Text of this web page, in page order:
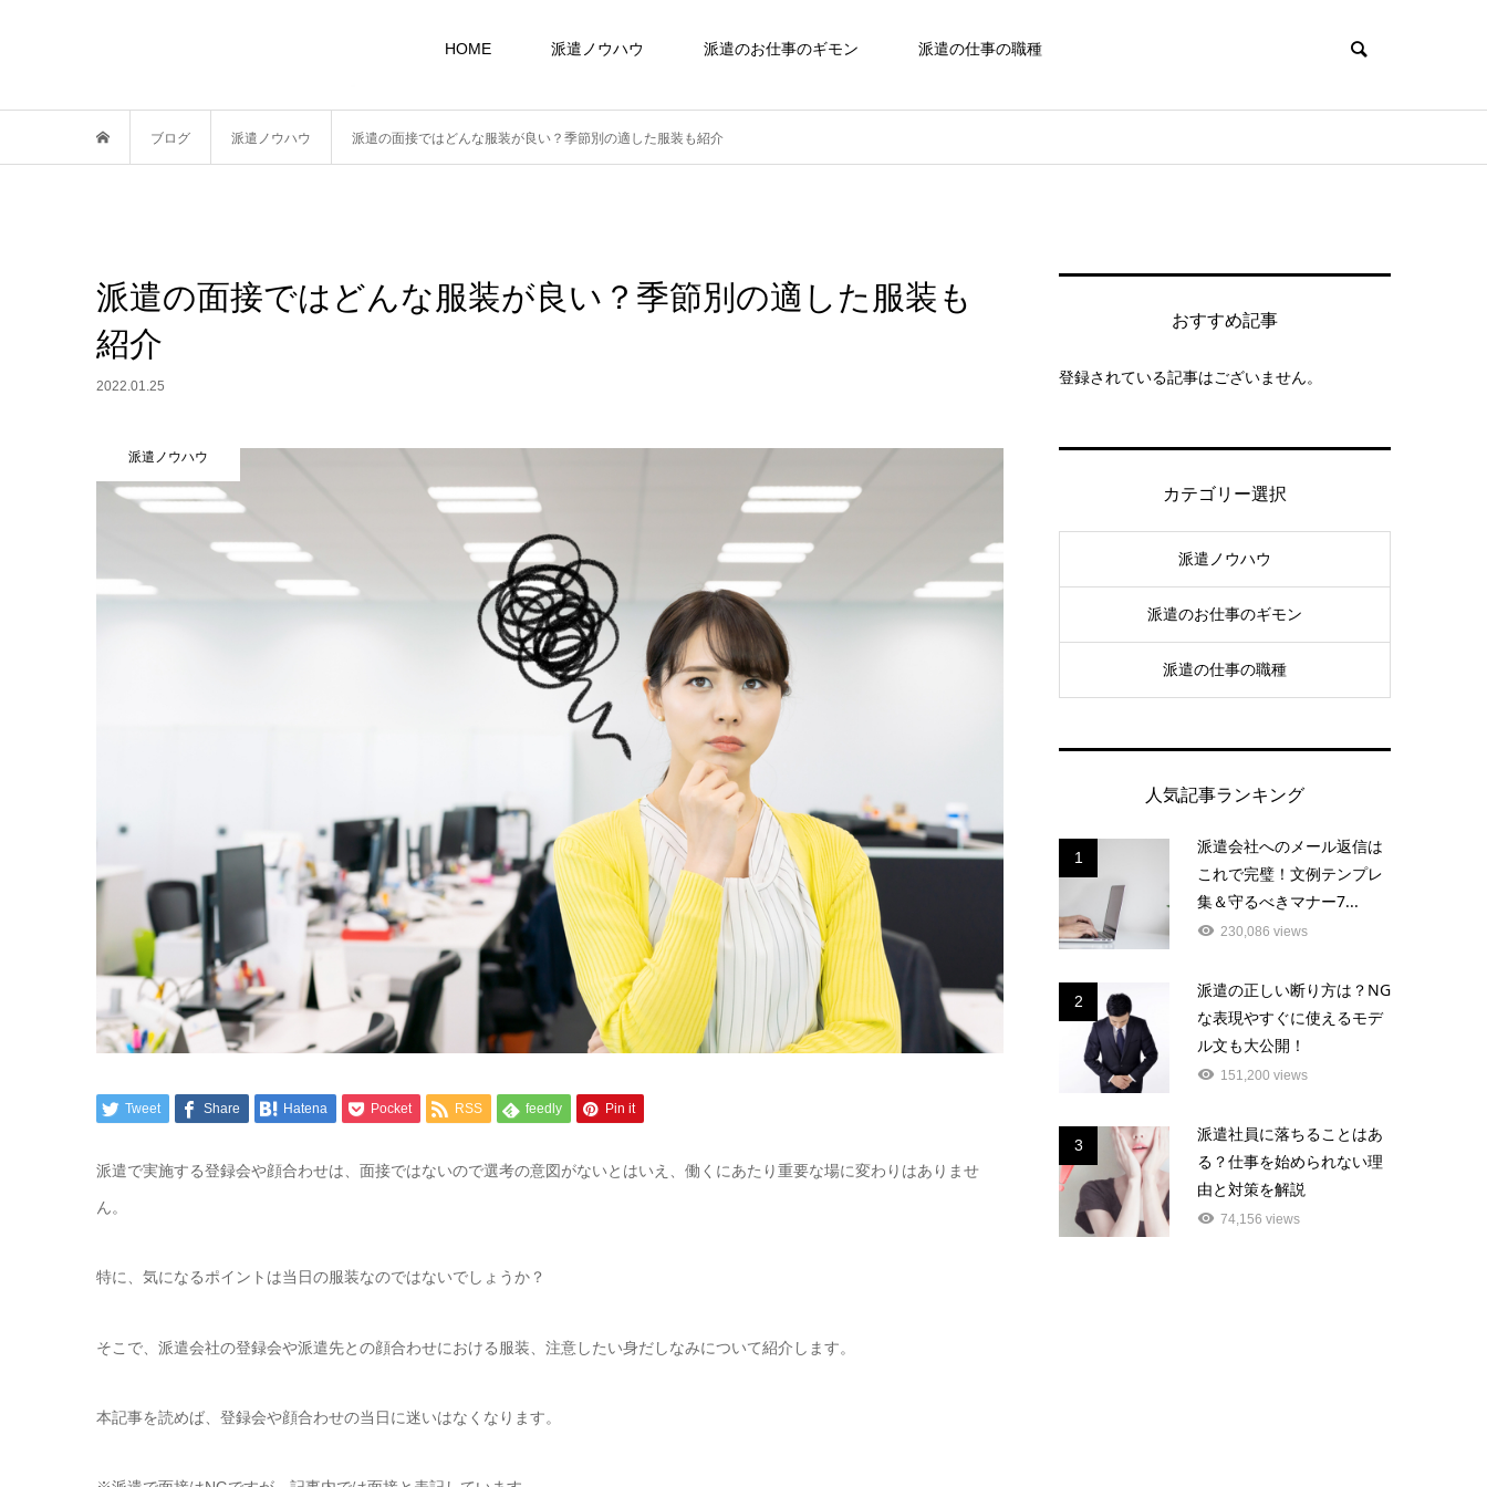
HOME 派遣ノウハウ 派遣のお仕事のギモン 派遣の仕事の職種
ブログ 派遣ノウハウ 派遣の面接ではどんな服装が良い？季節別の適した服装も紹介
派遣の面接ではどんな服装が良い？季節別の適した服装も
紹介
2022.01.25
派遣ノウハウ
Tweet Share Hatena Pocket RSS feedly Pin it
派遣で実施する登録会や顔合わせは、面接ではないので選考の意図がないとはいえ、働くにあたり重要な場に変わりはありませ
ん。
特に、気になるポイントは当日の服装なのではないでしょうか？
そこで、派遣会社の登録会や派遣先との顔合わせにおける服装、注意したい身だしなみについて紹介します。
本記事を読めば、登録会や顔合わせの当日に迷いはなくなります。
おすすめ記事
登録されている記事はございません。
カテゴリー選択
派遣ノウハウ
派遣のお仕事のギモン
派遣の仕事の職種
人気記事ランキング
1
派遣会社へのメール返信は
これで完璧！文例テンプレ
集＆守るべきマナー7...
230,086 views
2
派遣の正しい断り方は？NG
な表現やすぐに使えるモデ
ル文も大公開！
151,200 views
3
派遣社員に落ちることはあ
る？仕事を始められない理
由と対策を解説
74,156 views